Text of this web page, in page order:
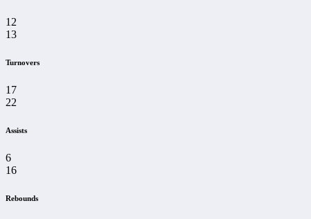
12
13
Turnovers
17
22
Assists
6
16
Rebounds